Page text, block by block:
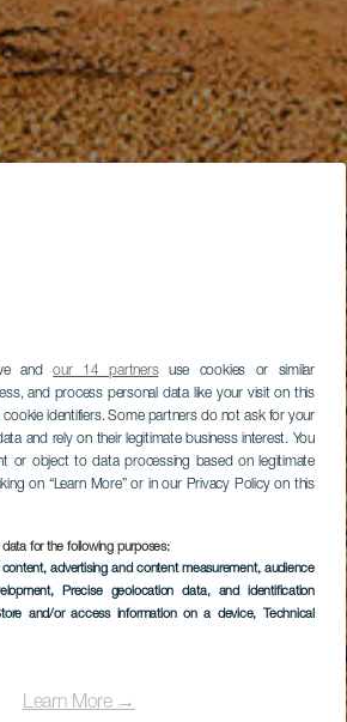
andour 14 partnersuse cookies or similar
and process personal data like your visit on this
identifiers. Some partners do not ask for your
and rely on their legitimate business interest. You
or object to data processing based on legitimate
on “Learn More” or in our Privacy Policy on this
for the following purposes:
content, advertising and content measurement, audience
, Precise geolocation data, and identification
and/or access information on a device, Technical
Learn More →